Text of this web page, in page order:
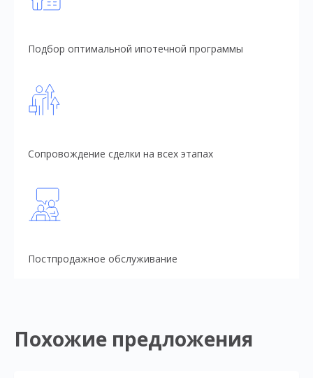
Подбор оптимальной ипотечной программы
Сопровождение сделки на всех этапах
Постпродажное обслуживание
Похожие предложения